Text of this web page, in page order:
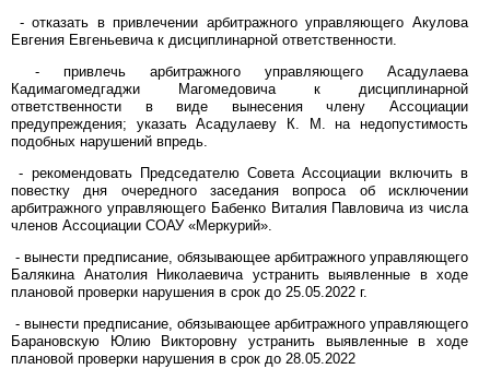
- отказать в привлечении арбитражного управляющего Акулова
Евгения Евгеньевича к дисциплинарной ответственности.
- привлечь арбитражного управляющего Асадулаева
Кадимагомедгаджи Магомедовича к дисциплинарной
ответственности в виде вынесения члену Ассоциации
предупреждения; указать Асадулаеву К. М. на недопустимость
подобных нарушений впредь.
- рекомендовать Председателю Совета Ассоциации включить в
повестку дня очередного заседания вопроса об исключении
арбитражного управляющего Бабенко Виталия Павловича из числа
членов Ассоциации СОАУ «Меркурий».
- вынести предписание, обязывающее арбитражного управляющего
Балякина Анатолия Николаевича устранить выявленные в ходе
плановой проверки нарушения в срок до 25.05.2022 г.
- вынести предписание, обязывающее арбитражного управляющего
Барановскую Юлию Викторовну устранить выявленные в ходе
плановой проверки нарушения в срок до 28.05.2022